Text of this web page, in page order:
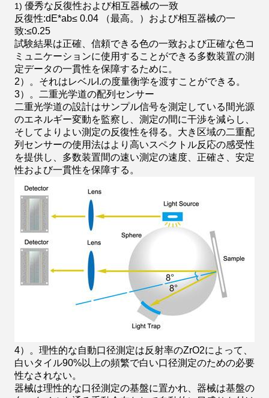
1) 優秀な反復性および相互器械の一致
反復性:dE*ab≤ 0.04 （最高。）および相互器械の一
致:≤0.25
試験結果は正確、信頼できる色の一致および正確な色コ
ミュニケーションに使用することができる多数装置の測
定データの一貫性を保障するために。
2）。それはレベルI.の度量衡学を渡すことができる。
3）。二重光学道の配列センサー
二重光学道の設計はサンプル信号を測定している間光源
のエネルギー変動を監察し、測定の間に干渉を減らし、
そしてよりよい測定の反復性を得る。大き区域の二重配
列センサーの使用法はより高いスペクトル反応の感受性
を提供し、多数装置間の速い測定の速度、正確さ、安定
性および一貫性を保障する。
4）。理性的な自動口径測定は反射率のZrO2によって、
白いタイル90%以上の頻繁で白い口径測定のための必要
性なされない。
器械は理性的な口径測定の基盤に置かれ、器械は基盤の